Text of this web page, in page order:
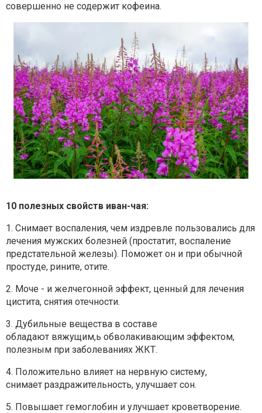
совершенно не содержит кофеина.
10 полезных свойств иван-чая:
1. Снимает воспаления, чем издревле пользовались для
лечения мужских болезней (простатит, воспаление
предстательной железы). Поможет он и при обычной
простуде, рините, отите.
2. Моче - и желчегонной эффект, ценный для лечения
цистита, снятия отечности.
3. Дубильные вещества в составе
обладают вяжущим,ь обволакивающим эффектом,
полезным при заболеваниях ЖКТ.
4. Положительно влияет на нервную систему,
снимает раздражительность, улучшает сон.
5. Повышает гемоглобин и улучшает кроветворение.